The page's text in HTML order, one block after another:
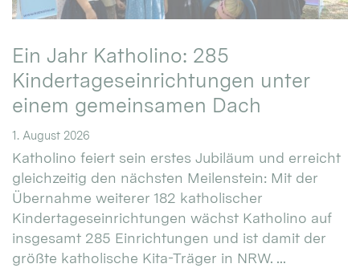
Ein Jahr Katholino: 285
Kindertageseinrichtungen unter
einem gemeinsamen Dach
1. August 2026
Katholino feiert sein erstes Jubiläum und erreicht
gleichzeitig den nächsten Meilenstein: Mit der
Übernahme weiterer 182 katholischer
Kindertageseinrichtungen wächst Katholino auf
insgesamt 285 Einrichtungen und ist damit der
größte katholische Kita-Träger in NRW. ...